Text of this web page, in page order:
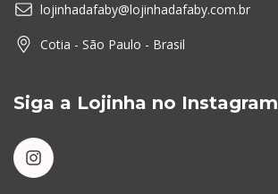
lojinhadafaby@lojinhadafaby.com.br
Cotia - São Paulo - Brasil
Siga a Lojinha no Instagram